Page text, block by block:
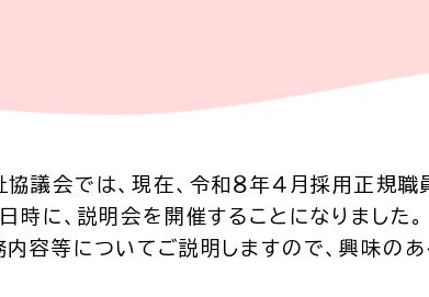
議会では、現在、令和８年４月採用正規職
時に、説明会を開催することになりました。
容等についてご説明しますので、興味のあ